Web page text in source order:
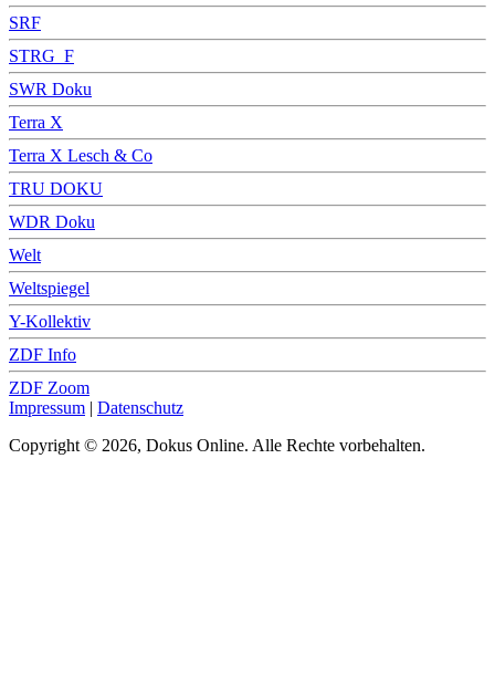
SRF
STRG_F
SWR Doku
Terra X
Terra X Lesch & Co
TRU DOKU
WDR Doku
Welt
Weltspiegel
Y-Kollektiv
ZDF Info
ZDF Zoom
Impressum | Datenschutz
Copyright © 2026, Dokus Online. Alle Rechte vorbehalten.